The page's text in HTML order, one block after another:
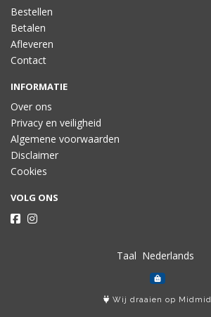
Bestellen
Betalen
Afleveren
Contact
INFORMATIE
Over ons
Privacy en veiligheid
Algemene voorwaarden
Disclaimer
Cookies
VOLG ONS
Taal
Wij draaien op Midmid